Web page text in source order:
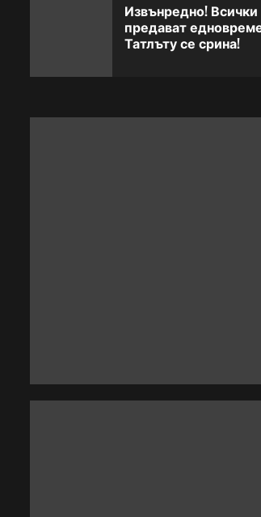
Извънредно!
предават
Татлъту се срина!